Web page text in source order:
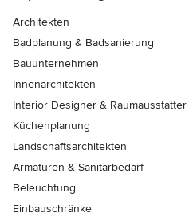
Architekten
Badplanung & Badsanierung
Bauunternehmen
Innenarchitekten
Interior Designer & Raumausstatter
Küchenplanung
Landschaftsarchitekten
Armaturen & Sanitärbedarf
Beleuchtung
Einbauschränke